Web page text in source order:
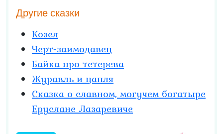
Другие сказки
Козел
Черт-заимодавец
Байка про тетерева
Журавль и цапля
Сказка о славном, могучем богатыре
Еруслане Лазаревиче